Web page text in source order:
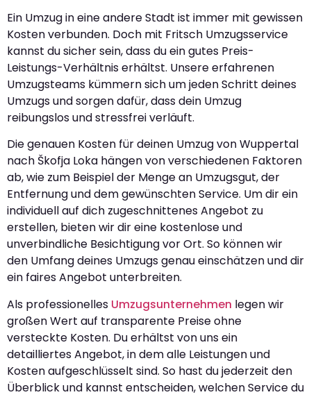
Ein Umzug in eine andere Stadt ist immer mit gewissen
Kosten verbunden. Doch mit Fritsch Umzugsservice
kannst du sicher sein, dass du ein gutes Preis-
Leistungs-Verhältnis erhältst. Unsere erfahrenen
Umzugsteams kümmern sich um jeden Schritt deines
Umzugs und sorgen dafür, dass dein Umzug
reibungslos und stressfrei verläuft.
Die genauen Kosten für deinen Umzug von Wuppertal
nach Škofja Loka hängen von verschiedenen Faktoren
ab, wie zum Beispiel der Menge an Umzugsgut, der
Entfernung und dem gewünschten Service. Um dir ein
individuell auf dich zugeschnittenes Angebot zu
erstellen, bieten wir dir eine kostenlose und
unverbindliche Besichtigung vor Ort. So können wir
den Umfang deines Umzugs genau einschätzen und dir
ein faires Angebot unterbreiten.
Als professionelles Umzugsunternehmen legen wir
großen Wert auf transparente Preise ohne
versteckte Kosten. Du erhältst von uns ein
detailliertes Angebot, in dem alle Leistungen und
Kosten aufgeschlüsselt sind. So hast du jederzeit den
Überblick und kannst entscheiden, welchen Service du